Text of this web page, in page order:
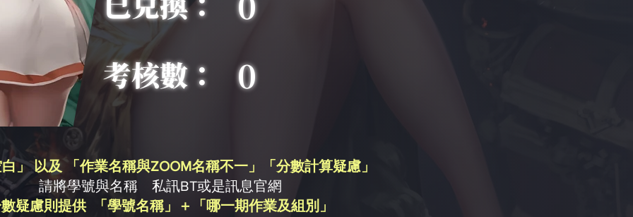
考核數： 0
」 以及 「作業名稱與ZOOM名稱不一」「分數計算疑慮」
請將學號與名稱 私訊BT或是訊息官網
疑慮則提供 「學號名稱」＋「哪一期作業及組別」